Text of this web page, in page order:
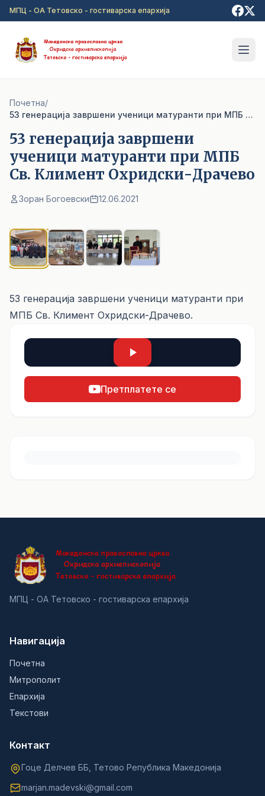
Прејди на главна содржина
МПЦ - ОА Тетовско - гостиварска епархија
Почетна/
53 генерација завршени ученици матуранти при МПБ Св. Климент Охридски-Драчево
53 генерација завршени
ученици матуранти при МПБ
Св. Климент Охридски-Драчево
Зоран Богоевски 12.06.2021
53 генерација завршени ученици матуранти при
МПБ Св. Климент Охридски-Драчево.
Претплатете се
МПЦ - ОА Тетовско - гостиварска епархија
Навигација
Почетна
Митрополит
Епархија
Текстови
Контакт
Гоце Делчев ББ, Тетово Република Македонија
marjan.madevski@gmail.com